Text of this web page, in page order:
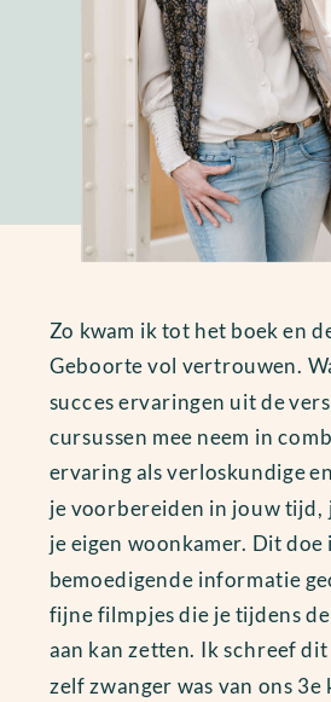
Zo kwam ik tot het boek en
Geboorte vol vertrouwen.
succes ervaringen uit de
cursussen mee neem in
ervaring als verloskundige
je voorbereiden in jouw tijd,
je eigen woonkamer. Dit doe
bemoedigende informatie
fijne filmpjes die je tijdens
aan kan zetten. Ik schreef
zelf zwanger was van ons 3e